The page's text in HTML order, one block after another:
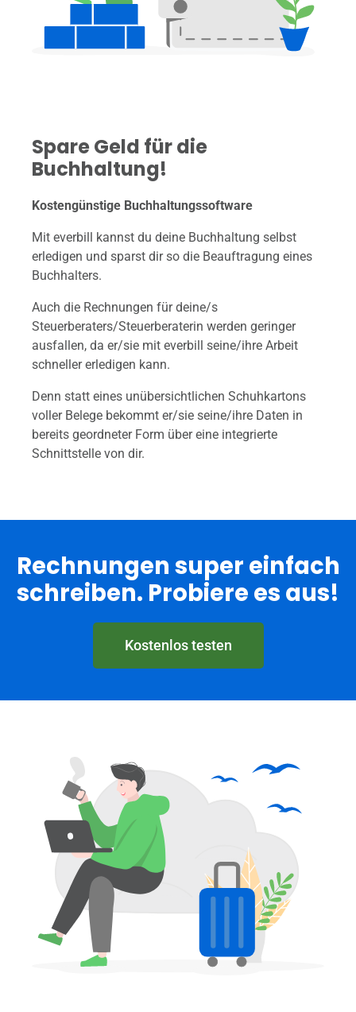
Spare Geld für die
Buchhaltung!
Kostengünstige Buchhaltungssoftware
Mit everbill kannst du deine Buchhaltung selbst
erledigen und sparst dir so die Beauftragung eines
Buchhalters.
Auch die Rechnungen für deine/s
Steuerberaters/Steuerberaterin werden geringer
ausfallen, da er/sie mit everbill seine/ihre Arbeit
schneller erledigen kann.
Denn statt eines unübersichtlichen Schuhkartons
voller Belege bekommt er/sie seine/ihre Daten in
bereits geordneter Form über eine integrierte
Schnittstelle von dir.
Rechnungen super einfach
schreiben. Probiere es aus!
Kostenlos testen